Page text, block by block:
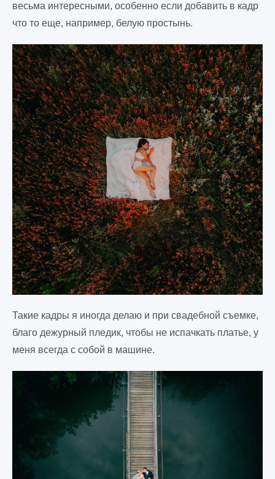
весьма интересными, особенно если добавить в кадр
что то еще, например, белую простынь.
Такие кадры я иногда делаю и при свадебной съемке,
благо дежурный пледик, чтобы не испачкать платье, у
меня всегда с собой в машине.